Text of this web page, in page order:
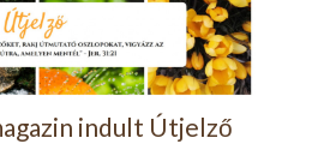
indult Útjelző